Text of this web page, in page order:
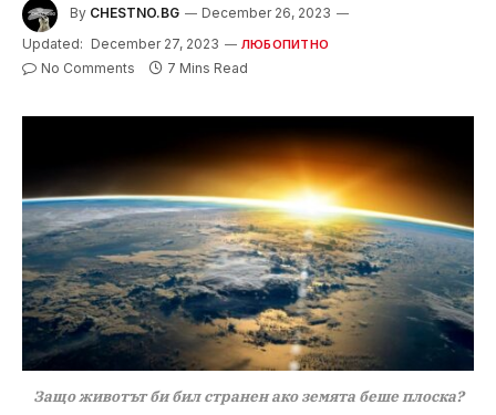
By CHESTNO.BG
December 26, 2023
Updated: December 27, 2023 ЛЮБОПИТНО
No Comments 7 Mins Read
Защо животът би бил странен ако земята беше плоска?